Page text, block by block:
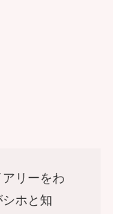
リーをわ
ホと知